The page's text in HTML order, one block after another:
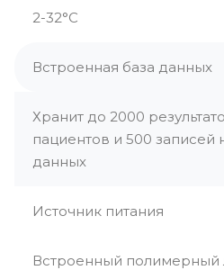
2-32°С
Встроенная база данных
Хранит до 2000
пациентов и 500 записей
данных
Источник питания
Встроенный полимерный